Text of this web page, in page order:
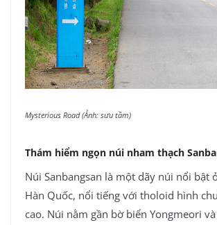
Mysterious Road (Ảnh: sưu tầm)
Thám hiểm ngọn núi nham thạch
Núi Sanbangsan là một dãy núi nổi bật
Hàn Quốc, nổi tiếng với tholoid hình
cao. Núi nằm gần bờ biển Yongmeori